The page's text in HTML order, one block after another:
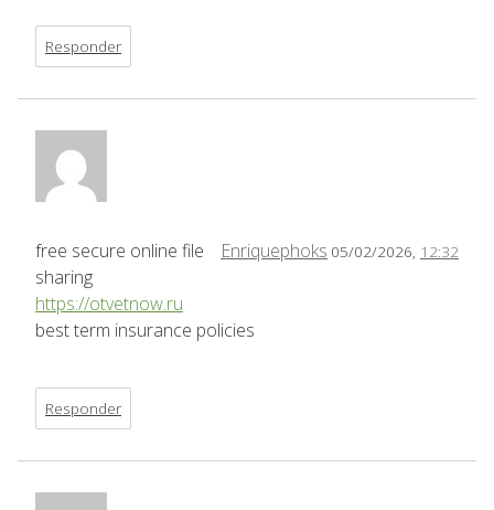
Responder
Enriquephoks 05/02/2026, 12:32
free secure online file
sharing
https://otvetnow.ru
best term insurance policies
Responder